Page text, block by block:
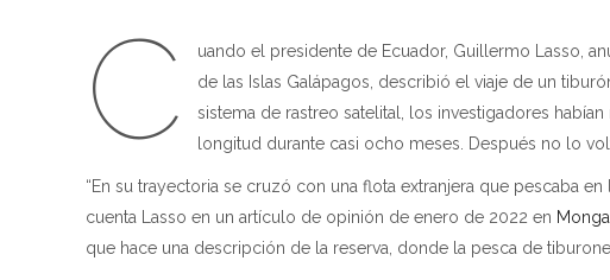
C
uando el presidente de Ecuador, Guillermo Lasso,
de las Islas Galápagos, describió el viaje de un
sistema de rastreo satelital, los investigadores
longitud durante casi ocho meses. Después no lo
“En su trayectoria se cruzó con una flota extranjera que pescaba
cuenta Lasso en un artículo de opinión de enero de 2022 en
que hace una descripción de la reserva, donde la pesca de